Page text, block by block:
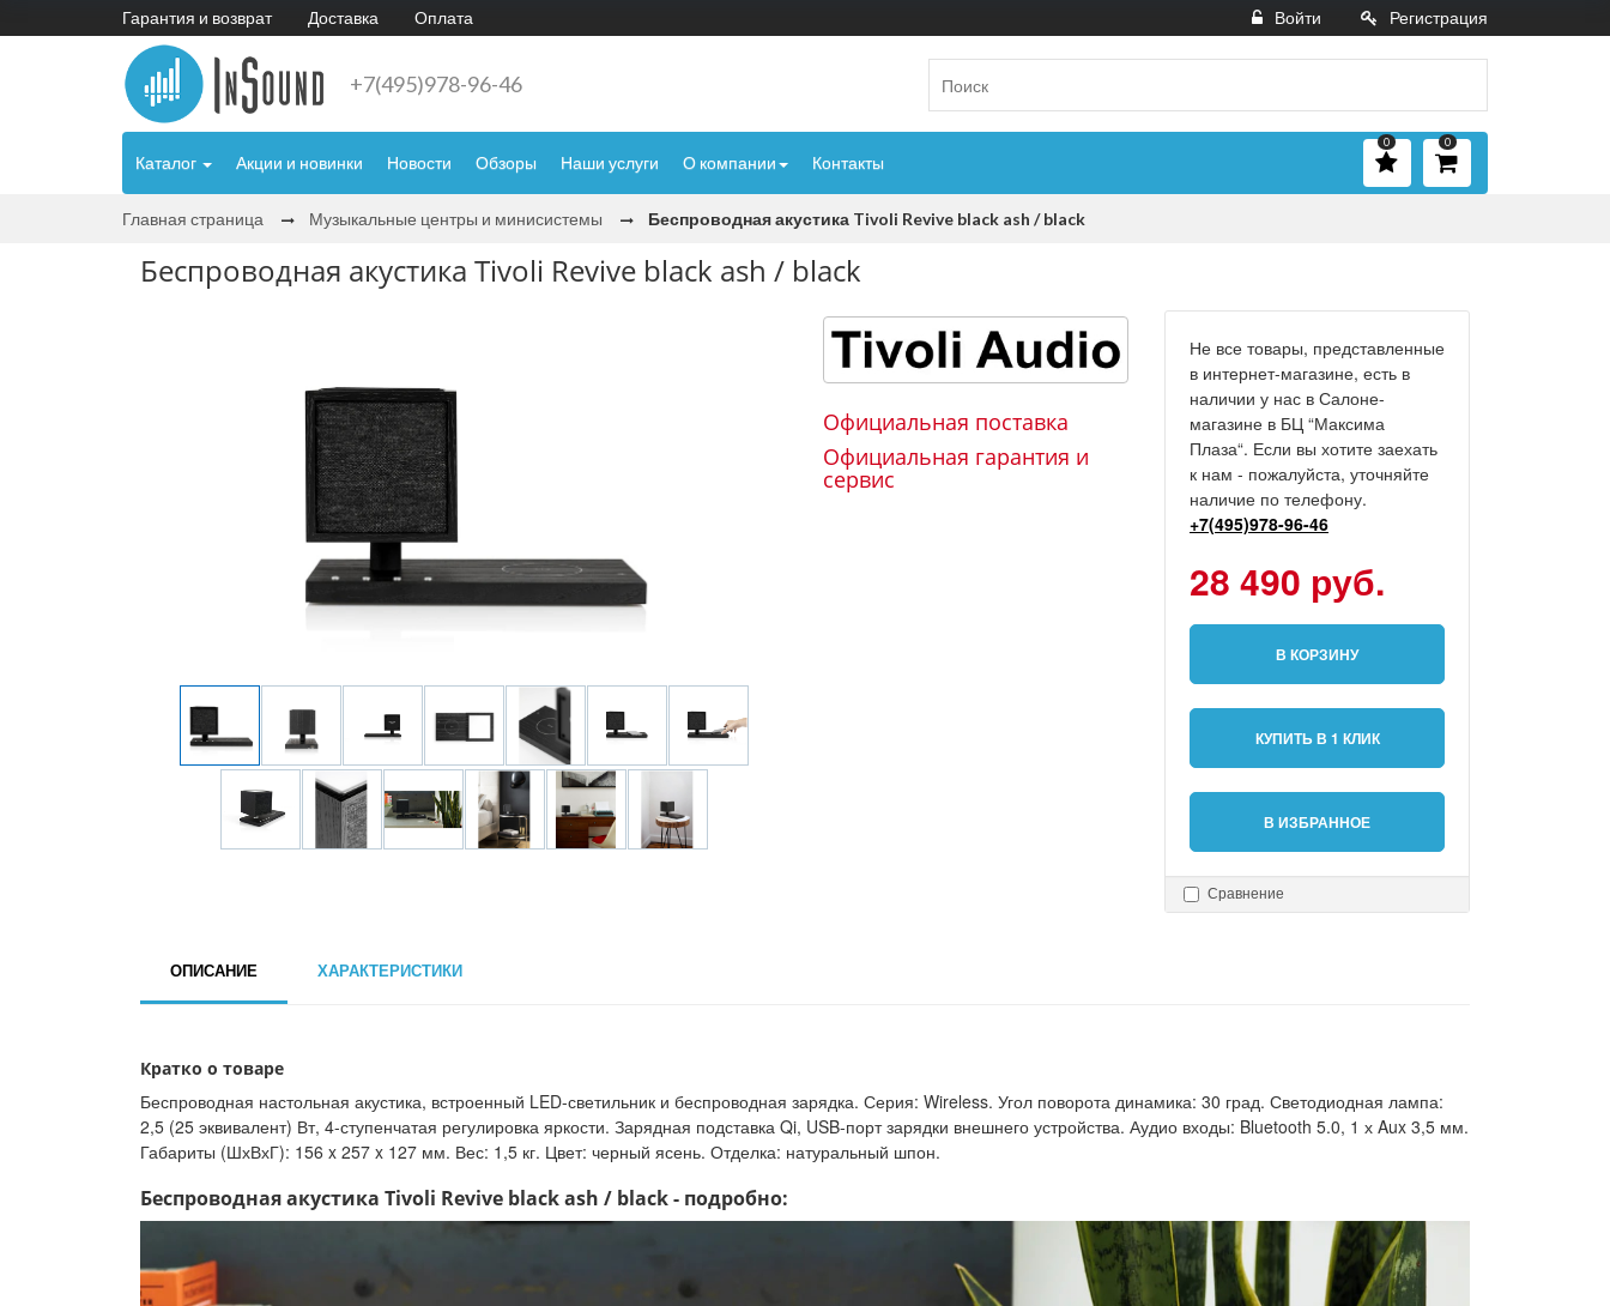
Гарантия и возврат Доставка Оплата Войти Регистрация
+7(495)978-96-46
Каталог Акции и новинки Новости Обзоры Наши услуги О компании Контакты
0
0
Главная страница Музыкальные центры и минисистемы Беспроводная акустика Tivoli Revive black ash / black
Беспроводная акустика Tivoli Revive black ash / black
Не все товары, представленные
в интернет-магазине, есть в
наличии у нас в Салоне-
магазине в БЦ “Максима
Плаза“. Если вы хотите заехать
к нам - пожалуйста, уточняйте
наличие по телефону.
+7(495)978-96-46
28 490 руб.
В КОРЗИНУ
КУПИТЬ В 1 КЛИК
В ИЗБРАННОЕ
Сравнение
Официальная поставка
Официальная гарантия и
сервис
ОПИСАНИЕ ХАРАКТЕРИСТИКИ
Кратко о товаре
Беспроводная настольная акустика, встроенный LED-светильник и беспроводная зарядка. Серия: Wireless. Угол поворота динамика: 30 град. Светодиодная лампа:
2,5 (25 эквивалент) Вт, 4-ступенчатая регулировка яркости. Зарядная подставка Qi, USB-порт зарядки внешнего устройства. Аудио входы: Bluetooth 5.0, 1 х Aux 3,5 мм.
Габариты (ШхВхГ): 156 x 257 x 127 мм. Вес: 1,5 кг. Цвет: черный ясень. Отделка: натуральный шпон.
Беспроводная акустика Tivoli Revive black ash / black - подробно: